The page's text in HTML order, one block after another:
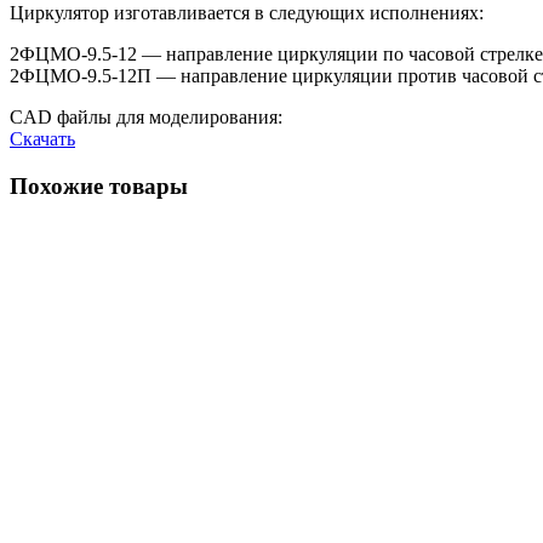
Циркулятор изготавливается в следующих исполнениях:
2ФЦМО-9.5-12 — направление циркуляции по часовой стрелке
2ФЦМО-9.5-12П — направление циркуляции против часовой
CAD файлы для моделирования:
Скачать
Похожие товары